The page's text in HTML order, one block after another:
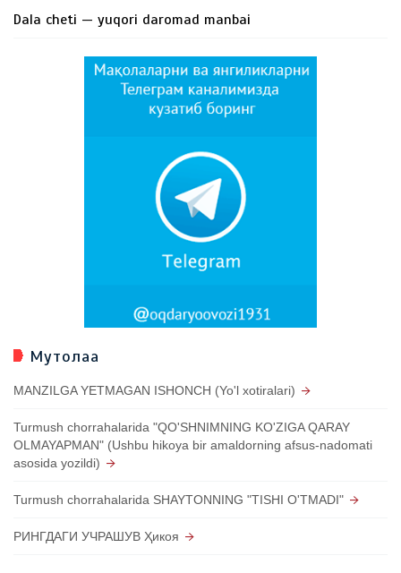
Dala cheti — yuqori daromad manbai
Мутолаа
MANZILGA YETMAGAN ISHONCH (Yo'l xotiralari)
Turmush chorrahalarida "QO'SHNIMNING KO'ZIGA QARAY
OLMAYAPMAN" (Ushbu hikoya bir amaldorning afsus-nadomati
asosida yozildi)
Turmush chorrahalarida SHAYTONNING "TISHI O'TMADI"
РИНГДАГИ УЧРАШУВ Ҳикоя